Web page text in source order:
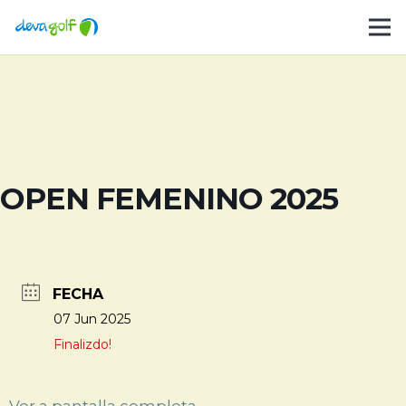
OPEN FEMENINO 2025
FECHA
07 Jun 2025
Finalizdo!